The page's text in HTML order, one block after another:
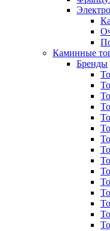
Каминные
Бренды